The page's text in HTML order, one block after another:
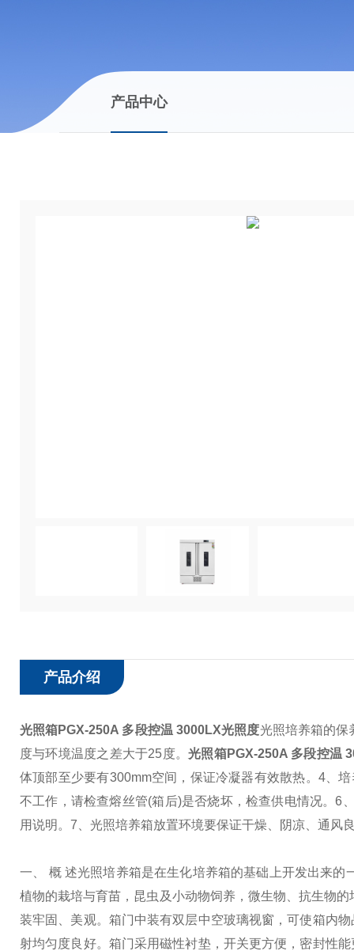
产品中心
产品介绍
光照箱PGX-250A 多段控温 3000LX光照度光照培养箱的保
度与环境温度之差大于25度。光照箱PGX-250A 多段控温
体顶部至少要有300mm空间，保证冷凝器有效散热。 4、培
不工作，请检查熔丝管(箱后)是否烧坏，检查供电情况。6
用说明。 7、光照培养箱放置环境要保证干燥、阴凉、通风
一、 概 述光照培养箱是在生化培养箱的基础上开发出来
植物的栽培与育苗，昆虫及小动物饲养，微生物、抗生物
装牢固、美观。箱门中装有双层中空玻璃视窗，可使箱内
射均匀度良好。箱门采用磁性衬垫，开关更方便，密封性